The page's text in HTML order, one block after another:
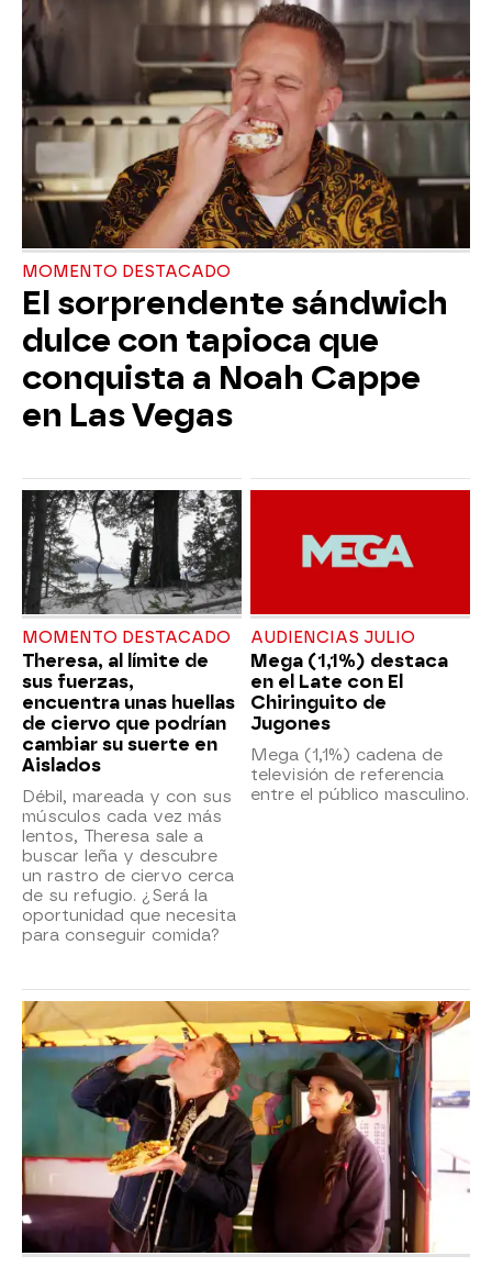
MOMENTO DESTACADO
El sorprendente sándwich
dulce con tapioca que
conquista a Noah Cappe
en Las Vegas
MOMENTO DESTACADO
Theresa, al límite de
sus fuerzas,
encuentra unas huellas
de ciervo que podrían
cambiar su suerte en
Aislados
Débil, mareada y con sus
músculos cada vez más
lentos, Theresa sale a
buscar leña y descubre
un rastro de ciervo cerca
de su refugio. ¿Será la
oportunidad que necesita
para conseguir comida?
AUDIENCIAS JULIO
Mega (1,1%) destaca
en el Late con El
Chiringuito de
Jugones
Mega (1,1%) cadena de
televisión de referencia
entre el público masculino.